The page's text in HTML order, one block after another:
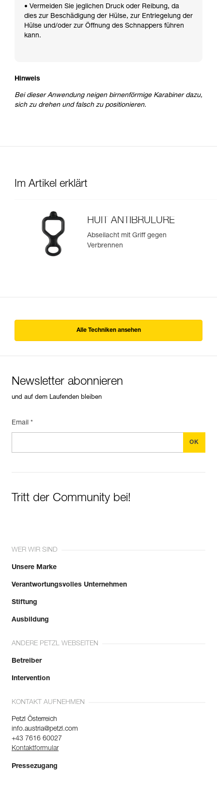
• Vermeiden Sie jeglichen Druck oder Reibung, da
dies zur Beschädigung der Hülse, zur Entriegelung der
Hülse und/oder zur Öffnung des Schnappers führen
kann.
Hinweis
Bei dieser Anwendung neigen birnenförmige Karabiner dazu,
sich zu drehen und falsch zu positionieren.
Im Artikel erklärt
HUIT ANTIBRULURE
Abseilacht mit Griff gegen
Verbrennen
Alle Techniken ansehen
Newsletter abonnieren
und auf dem Laufenden bleiben
Email *
Tritt der Community bei!
WER WIR SIND
Unsere Marke
Verantwortungsvolles Unternehmen
Stiftung
Ausbildung
ANDERE PETZL WEBSEITEN
Betreiber
Intervention
KONTAKT AUFNEHMEN
Petzl Österreich
info.austria@petzl.com
+43 7616 60027
Kontaktformular
Pressezugang